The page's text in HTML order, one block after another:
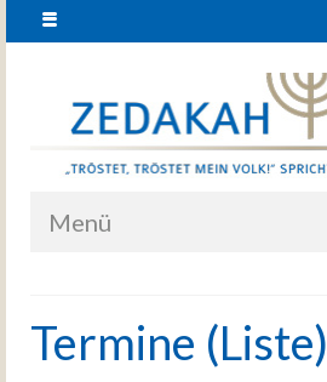
Menü
Termine (Liste)